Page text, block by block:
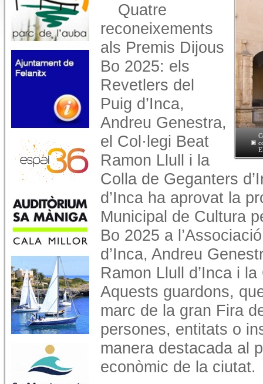
Quatre
reconeixements
als Premis Dijous
Bo 2025: els
Revetlers del
Puig d’Inca,
Andreu Genestra,
el Col·legi Beat
Ramon Llull i la
Colla de Geganters
d’Inca ha aprovat la
Municipal de Cultura
Bo 2025 a
d’Inca, Andreu
Ramon Llull d’Inca i
Aquests guardons,
marc de la gran Fira
persones, entitats o
manera destacada al
econòmic de la ciutat.